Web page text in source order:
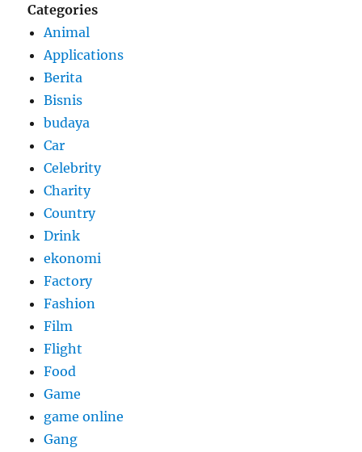
Categories
Animal
Applications
Berita
Bisnis
budaya
Car
Celebrity
Charity
Country
Drink
ekonomi
Factory
Fashion
Film
Flight
Food
Game
game online
Gang